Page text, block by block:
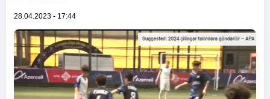
28.04.2023 - 17:44